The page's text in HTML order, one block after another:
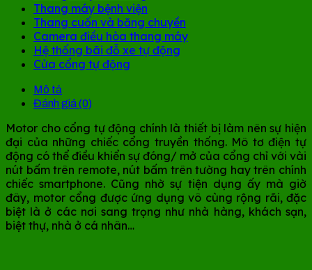
Thang máy bệnh viện
Thang cuốn và băng chuyền
Camera điều hòa thang máy
Hệ thống bãi đỗ xe tự động
Cửa cổng tự động
Mô tả
Đánh giá (0)
Motor cho cổng tự động chính là thiết bị làm nên sự hiện
đại của những chiếc cổng truyền thống. Mô tơ điện tự
động có thể điều khiển sự đóng/ mở của cổng chỉ với vài
nút bấm trên remote, nút bấm trên tường hay trên chính
chiếc smartphone. Cũng nhờ sự tiện dụng ấy mà giờ
đây, motor cổng được ứng dụng vô cùng rộng rãi, đặc
biệt là ở các nơi sang trọng như nhà hàng, khách sạn,
biệt thự, nhà ở cá nhân…